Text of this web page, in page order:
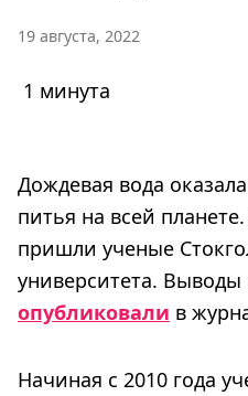
19 августа, 2022
1 минута
Дождевая вода
питья на всей
пришли ученые
университета. Выводы
опубликовали в
Начиная с 2010 года